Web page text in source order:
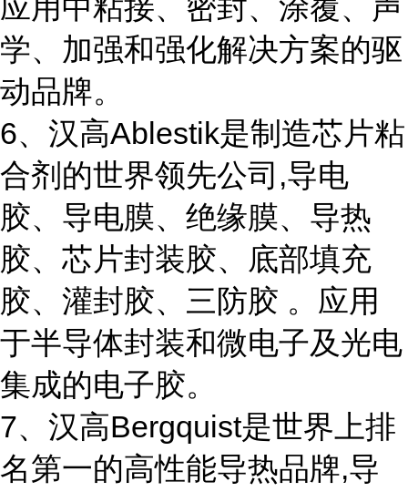
应用中粘接、密封、涂覆、声
学、加强和强化解决方案的驱
动品牌。
6、汉高Ablestik是制造芯片粘
合剂的世界领先公司,导电
胶、导电膜、绝缘膜、导热
胶、芯片封装胶、底部填充
胶、灌封胶、三防胶 。应用
于半导体封装和微电子及光电
集成的电子胶。
7、汉高Bergquist是世界上排
名第一的高性能导热品牌,导